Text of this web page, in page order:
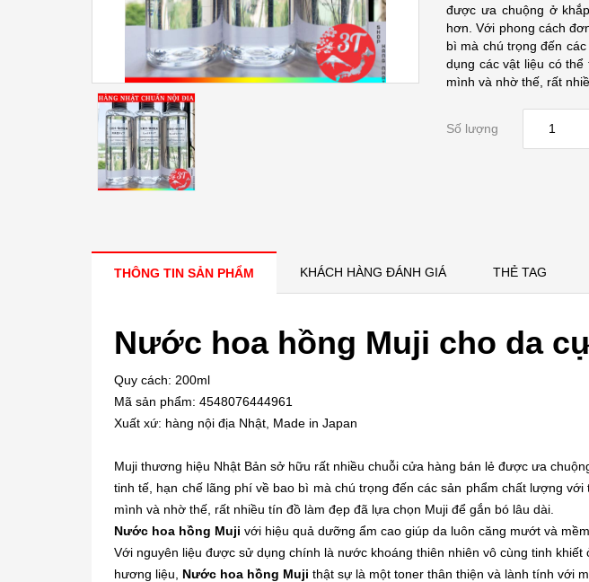
được ưa chuộng ở
hơn. Với phong cách
bì mà chú trọng đến
dụng các vật liệu có
mình và nhờ thế, rất
Số lượng
THÔNG TIN SẢN PHẨM KHÁCH HÀNG ĐÁNH GIÁ THẺ TAG
Nước hoa hồng Muji cho da
Quy cách: 200ml
Mã sản phẩm: 4548076444961
Xuất xứ: hàng nội địa Nhật, Made in Japan
Muji thương hiệu Nhật Bản sở hữu rất nhiều chuỗi cửa hàng bán lẻ được ưa
tinh tế, hạn chế lãng phí về bao bì mà chú trọng đến các sản phẩm chất lượng
mình và nhờ thế, rất nhiều tín đồ làm đẹp đã lựa chọn Muji để gắn bó lâu dài.
Nước hoa hồng Muji với hiệu quả dưỡng ẩm cao giúp da luôn căng mướt và
Với nguyên liệu được sử dụng chính là nước khoáng thiên nhiên vô cùng tinh
hương liệu, Nước hoa hồng Muji thật sự là một toner thân thiện và lành tính với